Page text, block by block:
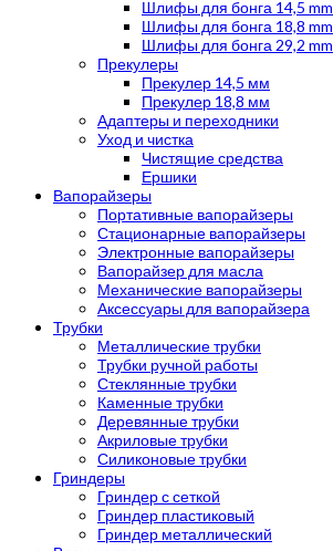
Шлифы для бонга 14,5 mm
Шлифы для бонга 18,8 mm
Шлифы для бонга 29,2 mm
Прекулеры
Прекулер 14,5 мм
Прекулер 18,8 мм
Адаптеры и переходники
Уход и чистка
Чистящие средства
Ершики
Вапорайзеры
Портативные вапорайзеры
Стационарные вапорайзеры
Электронные вапорайзеры
Вапорайзер для масла
Механические вапорайзеры
Аксессуары для вапорайзера
Трубки
Металлические трубки
Трубки ручной работы
Стеклянные трубки
Каменные трубки
Деревянные трубки
Акриловые трубки
Силиконовые трубки
Гриндеры
Гриндер с сеткой
Гриндер пластиковый
Гриндер металлический